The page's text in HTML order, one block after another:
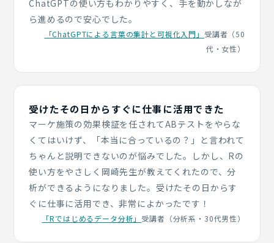
ChatGPTの使い方もわかりやすく、手を動かしなが
ら進めるので安心でした。
「ChatGPTによる言葉の集計と可視化入門」 受講者（50
代・女性）
受けたその日からすぐに仕事に活用できた
マーケ施策の効果検証を任されてABテストをやらな
くてはいけず、「本当に合っているの？」と言われて
ちゃんと説明できないのが悩みでした。しかし、Rの
使い方をやさしく岡崎先生が教えてくれたので、分
析ができるようになりました。受けたその日からす
ぐに仕事に活用でき、非常によかったです！
「Rではじめるデータ分析」 受講者（分析系・30代男性）